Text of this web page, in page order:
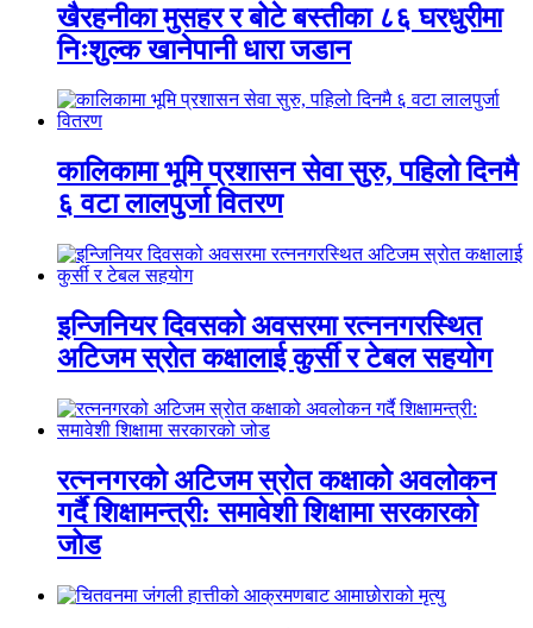
खैरहनीका मुसहर र बोटे बस्तीका ८६ घरधुरीमा
निःशुल्क खानेपानी धारा जडान
कालिकामा भूमि प्रशासन सेवा सुरु, पहिलो दिनमै
६ वटा लालपुर्जा वितरण
इन्जिनियर दिवसको अवसरमा रत्ननगरस्थित
अटिजम स्रोत कक्षालाई कुर्सी र टेबल सहयोग
रत्ननगरको अटिजम स्रोत कक्षाको अवलोकन
गर्दै शिक्षामन्त्री: समावेशी शिक्षामा सरकारको
जोड